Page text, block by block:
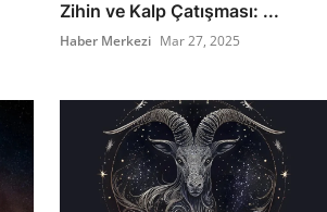
Zihin ve Kalp Çatışması: ...
Haber Merkezi Mar 27, 2025